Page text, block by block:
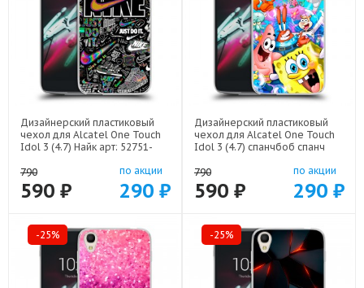
Дизайнерский пластиковый
чехол для Alcatel One Touch
Idol 3 (4.7) Найк арт: 52751-
790
590 ₽
по акции
290 ₽
Дизайнерский пластиковый
чехол для Alcatel One Touch
Idol 3 (4.7) спанчбоб спанч
790
590 ₽
по акции
290 ₽
-25% -25%